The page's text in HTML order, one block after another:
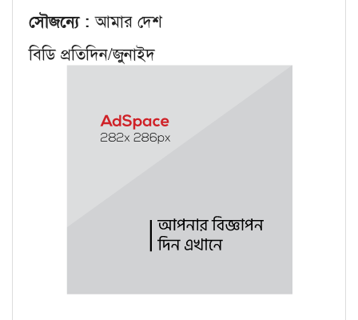
সৌজন্যে :আমার দেশ
বিডি প্রতিদিন/জুনাইদ